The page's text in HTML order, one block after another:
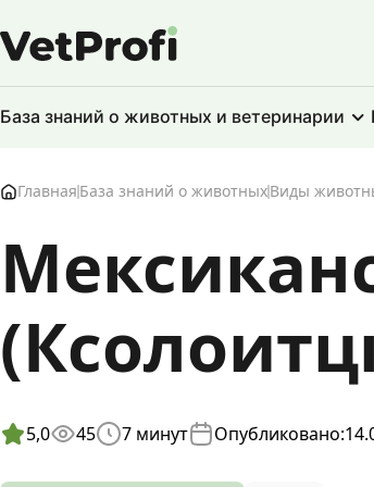
База знаний о животных и ветеринарии
Главная База знаний о животныхВиды
5,0 45 7 минут Опубликовано: